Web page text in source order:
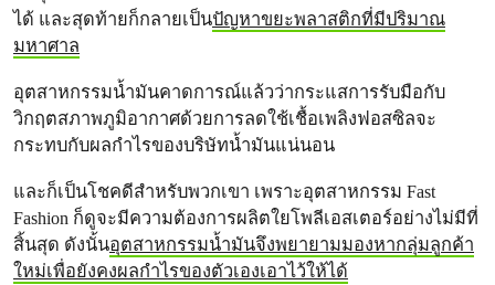
ได้ และสุดท้ายก็กลายเป็นปัญหาขยะพลาสติกที่มีปริมาณ
มหาศาล
อุตสาหกรรมน้ำมันคาดการณ์แล้วว่ากระแสการรับมือกับ
วิกฤตสภาพภูมิอากาศด้วยการลดใช้เชื้อเพลิงฟอสซิลจะ
กระทบกับผลกำไรของบริษัทน้ำมันแน่นอน
และก็เป็นโชคดีสำหรับพวกเขา เพราะอุตสาหกรรม Fast
Fashion ก็ดูจะมีความต้องการผลิตใยโพลีเอสเตอร์อย่างไม่มีที่
สิ้นสุด ดังนั้นอุตสาหกรรมน้ำมันจึงพยายามมองหากลุ่มลูกค้า
ใหม่เพื่อยังคงผลกำไรของตัวเองเอาไว้ให้ได้